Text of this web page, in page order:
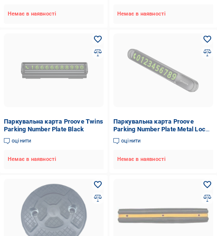
Немає в наявності Немає в наявності
Паркувальна карта Proove Twins
Parking Number Plate Black
оцінити
Немає в наявності
Паркувальна карта Proove
Parking Number Plate Metal Lock
Dark Grey
оцінити
Немає в наявності